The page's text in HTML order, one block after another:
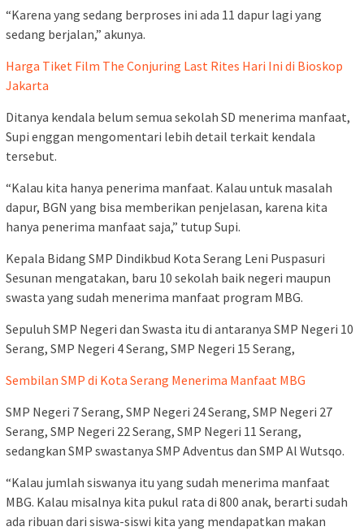
“Karena yang sedang berproses ini ada 11 dapur lagi yang
sedang berjalan,” akunya.
Harga Tiket Film The Conjuring Last Rites Hari Ini di Bioskop
Jakarta
Ditanya kendala belum semua sekolah SD menerima manfaat,
Supi enggan mengomentari lebih detail terkait kendala
tersebut.
“Kalau kita hanya penerima manfaat. Kalau untuk masalah
dapur, BGN yang bisa memberikan penjelasan, karena kita
hanya penerima manfaat saja,” tutup Supi.
Kepala Bidang SMP Dindikbud Kota Serang Leni Puspasuri
Sesunan mengatakan, baru 10 sekolah baik negeri maupun
swasta yang sudah menerima manfaat program MBG.
Sepuluh SMP Negeri dan Swasta itu di antaranya SMP Negeri 10
Serang, SMP Negeri 4 Serang, SMP Negeri 15 Serang,
Sembilan SMP di Kota Serang Menerima Manfaat MBG
SMP Negeri 7 Serang, SMP Negeri 24 Serang, SMP Negeri 27
Serang, SMP Negeri 22 Serang, SMP Negeri 11 Serang,
sedangkan SMP swastanya SMP Adventus dan SMP Al Wutsqo.
“Kalau jumlah siswanya itu yang sudah menerima manfaat
MBG. Kalau misalnya kita pukul rata di 800 anak, berarti sudah
ada ribuan dari siswa-siswi kita yang mendapatkan makan